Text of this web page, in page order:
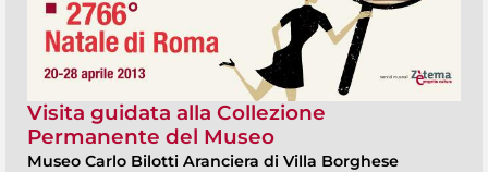
Visita guidata alla Collezione
Permanente del Museo
Museo Carlo Bilotti Aranciera di Villa Borghese